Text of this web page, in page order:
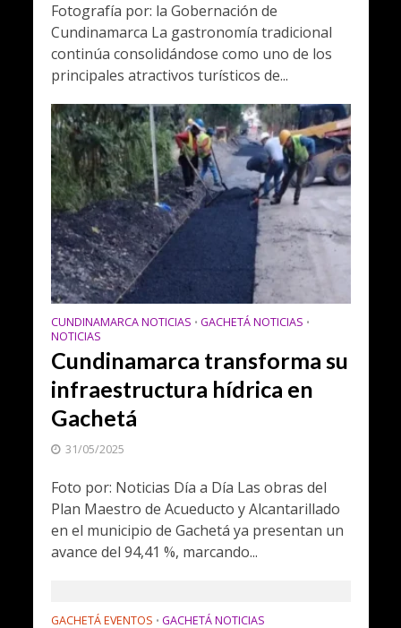
Fotografía por: la Gobernación de
Cundinamarca La gastronomía tradicional
continúa consolidándose como uno de los
principales atractivos turísticos de...
CUNDINAMARCA NOTICIAS • GACHETÁ NOTICIAS •
NOTICIAS
Cundinamarca transforma su
infraestructura hídrica en
Gachetá
31/05/2025
Foto por: Noticias Día a Día Las obras del
Plan Maestro de Acueducto y Alcantarillado
en el municipio de Gachetá ya presentan un
avance del 94,41 %, marcando...
GACHETÁ EVENTOS • GACHETÁ NOTICIAS